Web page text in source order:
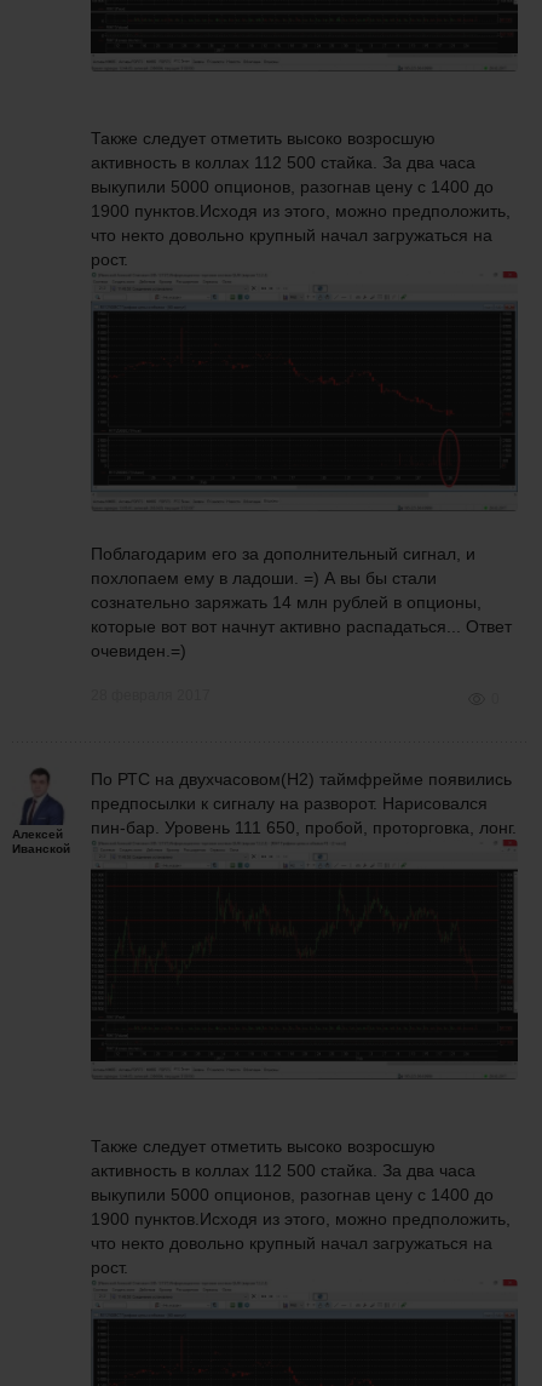
Также следует отметить высоко возросшую
активность в коллах 112 500 стайка. За два часа
выкупили 5000 опционов, разогнав цену с 1400 до
1900 пунктов.Исходя из этого, можно предположить,
что некто довольно крупный начал загружаться на
рост.
Поблагодарим его за дополнительный сигнал, и
похлопаем ему в ладоши. =) А вы бы стали
сознательно заряжать 14 млн рублей в опционы,
которые вот вот начнут активно распадаться... Ответ
очевиден.=)
Алексей
Иванской
По РТС на двухчасовом(H2) таймфрейме появились
предпосылки к сигналу на разворот. Нарисовался
пин-бар. Уровень 111 650, пробой, проторговка, лонг.
Также следует отметить высоко возросшую
активность в коллах 112 500 стайка. За два часа
выкупили 5000 опционов, разогнав цену с 1400 до
1900 пунктов.Исходя из этого, можно предположить,
что некто довольно крупный начал загружаться на
рост.